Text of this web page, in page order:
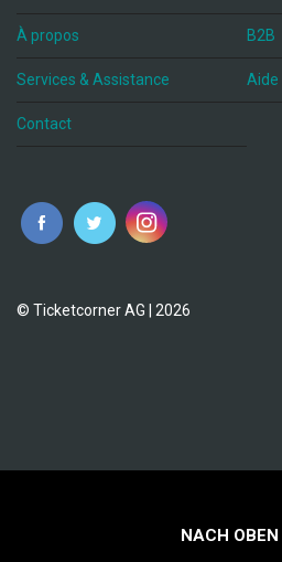
À propos B2B
Services & Assistance Aide
Contact
fr
© Ticketcorner AG | 2026
NACH OBEN